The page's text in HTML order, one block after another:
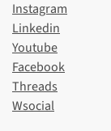
Instagram
Linkedin
Youtube
Facebook
Threads
Wsocial